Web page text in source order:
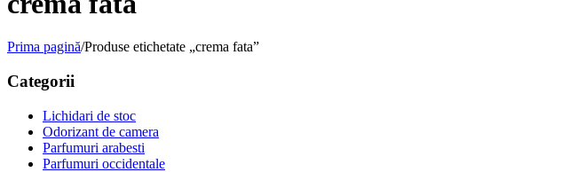
Prima pagină/Produse etichetate „crema fata”
Categorii
Lichidari de stoc
Odorizant de camera
Parfumuri arabesti
Parfumuri occidentale